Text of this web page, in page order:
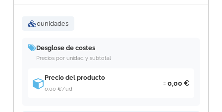
0unidades
Desglose de costes
Precios por unidad y subtotal
Precio del producto
0,00 €/ud
0,00 €